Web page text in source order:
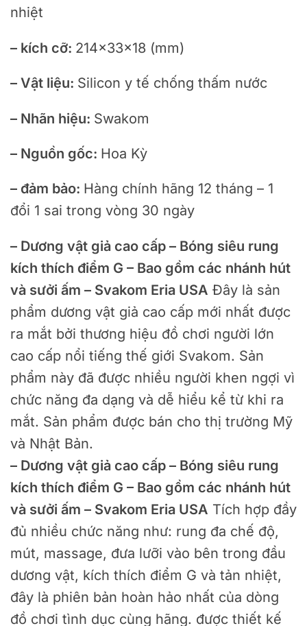
nhiệt
– kích cỡ: 214×33×18 (mm)
– Vật liệu: Silicon y tế chống thấm nước
– Nhãn hiệu: Swakom
– Nguồn gốc: Hoa Kỳ
– đảm bảo: Hàng chính hãng 12 tháng – 1
đổi 1 sai trong vòng 30 ngày
– Dương vật giả cao cấp – Bóng siêu rung
kích thích điểm G – Bao gồm các nhánh hút
và sưởi ấm – Svakom Eria USA Đây là sản
phẩm dương vật giả cao cấp mới nhất được
ra mắt bởi thương hiệu đồ chơi người lớn
cao cấp nổi tiếng thế giới Svakom. Sản
phẩm này đã được nhiều người khen ngợi vì
chức năng đa dạng và dễ hiểu kể từ khi ra
mắt. Sản phẩm được bán cho thị trường Mỹ
và Nhật Bản.
– Dương vật giả cao cấp – Bóng siêu rung
kích thích điểm G – Bao gồm các nhánh hút
và sưởi ấm – Svakom Eria USA Tích hợp đầy
đủ nhiều chức năng như: rung đa chế độ,
mút, massage, đưa lưỡi vào bên trong đầu
dương vật, kích thích điểm G và tản nhiệt,
đây là phiên bản hoàn hảo nhất của dòng
đồ chơi tình dục cùng hãng. được thiết kế